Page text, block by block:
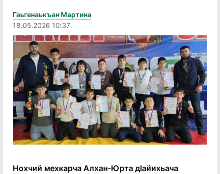
Гаьгенаькъан Мартина
18.05.2026 10:37
Нохчий мехкарча Алхан-Юрта дӏайихьача